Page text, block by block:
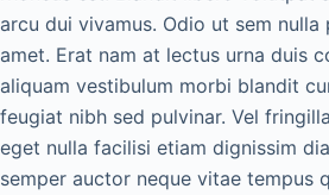
arcu dui vivamus. Odio ut sem nulla
amet. Erat nam at lectus urna duis
aliquam vestibulum morbi blandit
feugiat nibh sed pulvinar. Vel
eget nulla facilisi etiam dignissim
semper auctor neque vitae tempus